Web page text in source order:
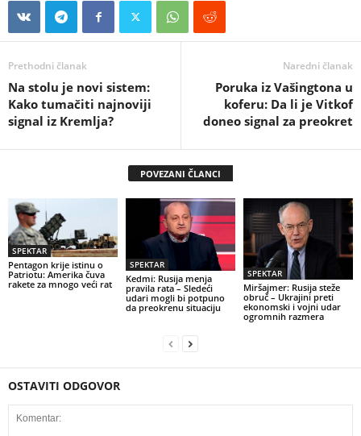
Prethodni članak
Na stolu je novi sistem:
Kako tumačiti najnoviji
signal iz Kremlja?
Naredni članak
Poruka iz Vašingtona u
koferu: Da li je Vitkof
doneo signal za preokret
POVEZANI ČLANCI
SPEKTAR
Pentagon krije istinu o
Patriotu: Amerika čuva
rakete za mnogo veći rat
SPEKTAR
Kedmi: Rusija menja
pravila rata – Sledeći
udari mogli bi potpuno
da preokrenu situaciju
SPEKTAR
Miršajmer: Rusija steže
obruč – Ukrajini preti
ekonomski i vojni udar
ogromnih razmera
OSTAVITI ODGOVOR